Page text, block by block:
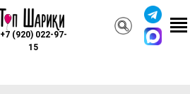
+7 (920) 022-97-
15